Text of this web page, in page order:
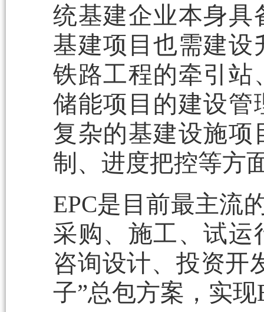
统基建企业本身具
基建项目也需建设
铁路工程的牵引站
储能项目的建设管
复杂的基建设施项
制、进度把控等方
EPC是目前最主流
采购、施工、试运
咨询设计、投资开
子”总包方案，实现